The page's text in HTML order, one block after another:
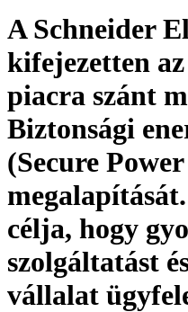
A Schneider
kifejezetten
piacra szánt
Biztonsági
(Secure
célja, hogy
szolgáltatást
vállalat